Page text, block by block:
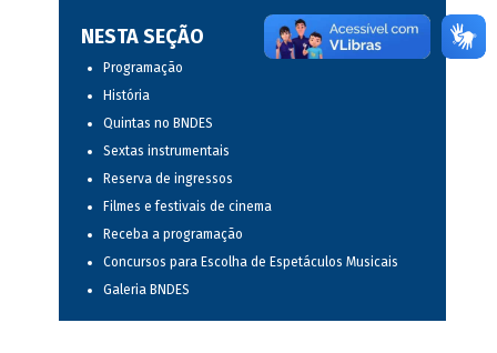
NESTA SEÇÃO
Programação
História
Quintas no BNDES
Sextas instrumentais
Reserva de ingressos
Filmes e festivais de cinema
Receba a programação
Concursos para Escolha de Espetáculos Musicais
Galeria BNDES